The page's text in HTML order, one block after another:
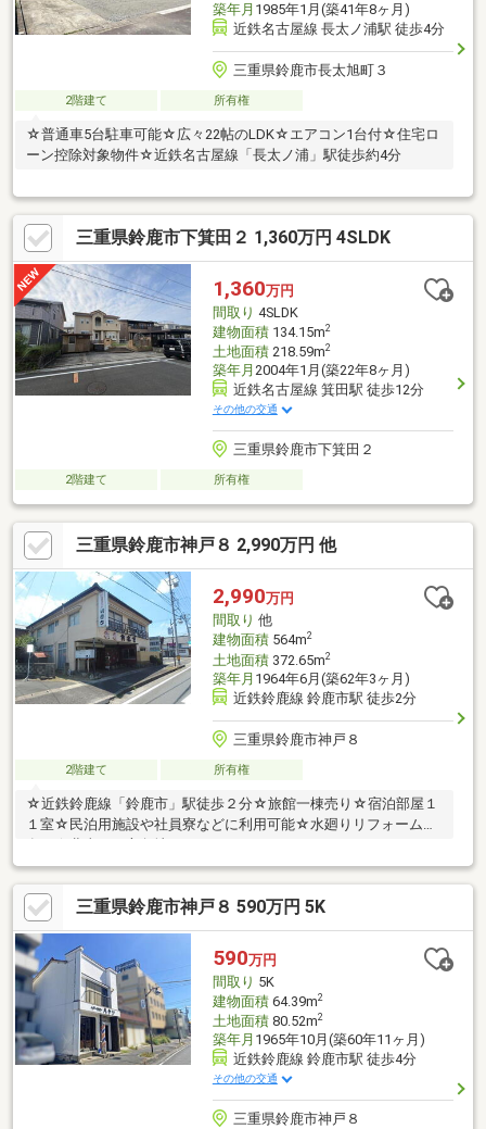
築年月 1985年1月(築41年8ヶ月)
近鉄名古屋線 長太ノ浦駅 徒歩4分
三重県鈴鹿市長太旭町３
2階建て 所有権
☆普通車5台駐車可能☆広々22帖のLDK☆エアコン1台付☆住宅ロ
ーン控除対象物件☆近鉄名古屋線「長太ノ浦」駅徒歩約4分
三重県鈴鹿市下箕田２ 1,360万円 4SLDK
1,360万円
間取り 4SLDK
建物面積134.15m2
土地面積218.59m2
築年月 2004年1月(築22年8ヶ月)
近鉄名古屋線 箕田駅 徒歩12分
その他の交通
三重県鈴鹿市下箕田２
2階建て 所有権
三重県鈴鹿市神戸８ 2,990万円 他
2,990万円
間取り 他
建物面積564m2
土地面積372.65m2
築年月 1964年6月(築62年3ヶ月)
近鉄鈴鹿線 鈴鹿市駅 徒歩2分
三重県鈴鹿市神戸８
2階建て 所有権
☆近鉄鈴鹿線「鈴鹿市」駅徒歩２分☆旅館一棟売り☆宿泊部屋１
１室☆民泊用施設や社員寮などに利用可能☆水廻りリフォーム歴
三重県鈴鹿市神戸８ 590万円 5K
590万円
間取り 5K
建物面積64.39m2
土地面積80.52m2
築年月 1965年10月(築60年11ヶ月)
近鉄鈴鹿線 鈴鹿市駅 徒歩4分
その他の交通
三重県鈴鹿市神戸８